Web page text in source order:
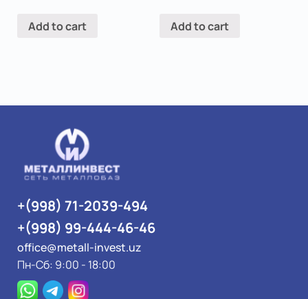
Add to cart Add to cart
+(998) 71-2039-494
+(998) 99-444-46-46
office@metall-invest.uz
Пн-Сб: 9:00 - 18:00